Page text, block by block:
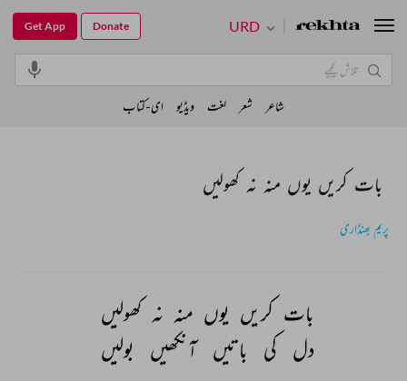
بات کریں یوں منہ نہ کھولیں
پریم بھنڈاری
بات کریں یوں منہ نہ کھولیں
دل کی باتیں آنکھیں
بولیں
URD
Get App Donate
شاعر شعر لغت ویڈیو ای-کتاب